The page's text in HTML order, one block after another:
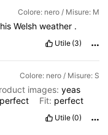
Colore: nero / Misure: M
Welsh weather .
Utile (3)
Colore: nero / Misure: S
images: yeas
perfect Fit: perfect
Utile (0)